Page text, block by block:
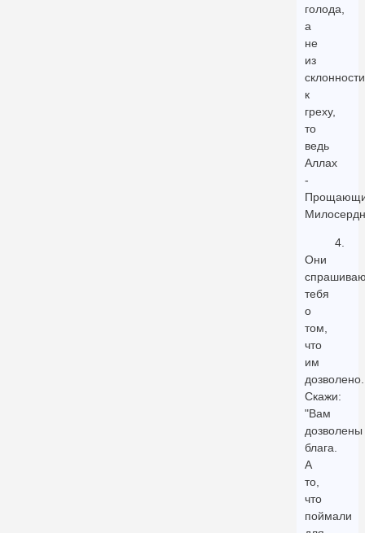
голода,
а
не
из
склонности
к
греху,
то
ведь
Аллах
-
4.
Они
тебя
о
том,
что
им
дозволено.
Скажи:
"Вам
дозволены
блага.
А
то,
что
поймали